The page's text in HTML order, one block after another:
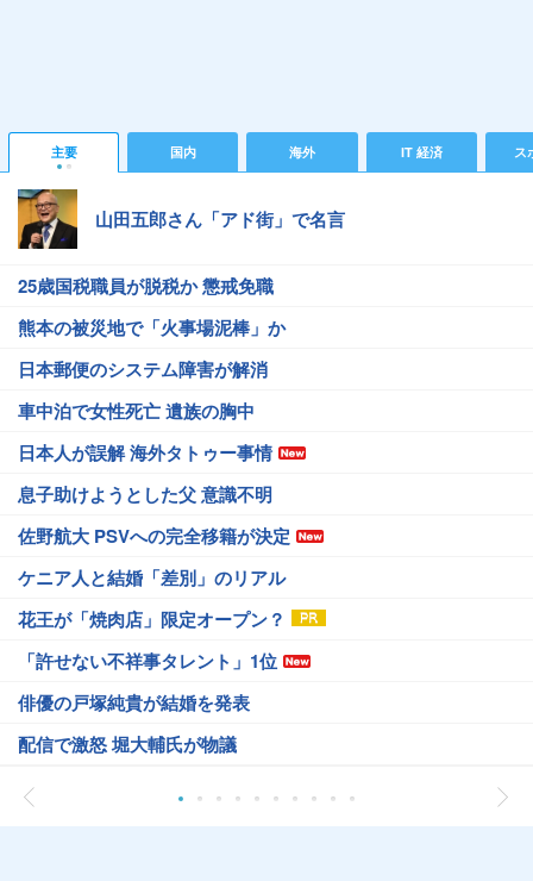
主要 国内 海外 IT 経済 ス
山田五郎さん「アド街」で名言
25歳国税職員が脱税か 懲戒免職
熊本の被災地で「火事場泥棒」か
日本郵便のシステム障害が解消
車中泊で女性死亡 遺族の胸中
日本人が誤解 海外タトゥー事情
息子助けようとした父 意識不明
佐野航大 PSVへの完全移籍が決定
ケニア人と結婚「差別」のリアル
花王が「焼肉店」限定オープン？
「許せない不祥事タレント」1位
俳優の戸塚純貴が結婚を発表
配信で激怒 堀大輔氏が物議